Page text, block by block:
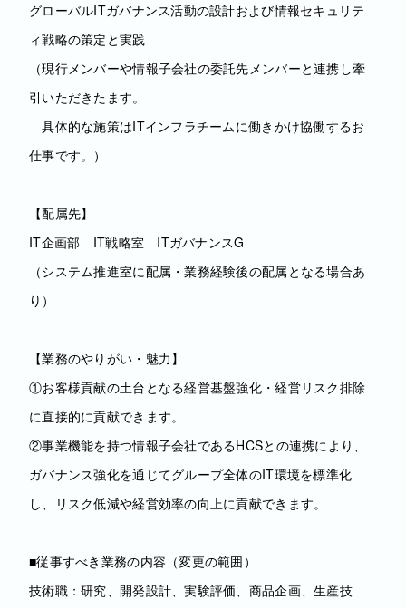
グローバルITガバナンス活動の設計および情報セキュリテ
ィ戦略の策定と実践
（現行メンバーや情報子会社の委託先メンバーと連携し牽
引いただきたます。
具体的な施策はITインフラチームに働きかけ協働するお
仕事です。）
【配属先】
IT企画部 IT戦略室 ITガバナンスG
（システム推進室に配属・業務経験後の配属となる場合あ
り）
【業務のやりがい・魅力】
①お客様貢献の土台となる経営基盤強化・経営リスク排除
に直接的に貢献できます。
②事業機能を持つ情報子会社であるHCSとの連携により、
ガバナンス強化を通じてグループ全体のIT環境を標準化
し、リスク低減や経営効率の向上に貢献できます。
■従事すべき業務の内容（変更の範囲）
技術職：研究、開発設計、実験評価、商品企画、生産技